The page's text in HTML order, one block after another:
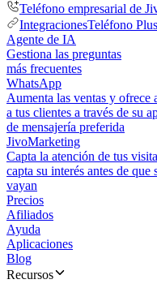
Teléfono empresarial de
IntegracionesTeléfono Plus
Agente de IA
Gestiona las preguntas
más frecuentes
WhatsApp
Aumenta las ventas y ofrece
a tus clientes a través de su
de mensajería preferida
JivoMarketing
Capta la atención de tus
capta su interés antes de que
vayan
Precios
Afiliados
Ayuda
Aplicaciones
Blog
Recursos